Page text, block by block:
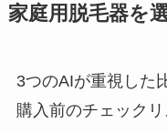
家庭用脱毛器を
3つのAIが重視した
購入前のチェック